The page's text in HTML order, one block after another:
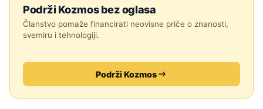
Podrži Kozmos bez oglasa
Članstvo pomaže financirati neovisne priče o znanosti,
svemiru i tehnologiji.
Podrži Kozmos